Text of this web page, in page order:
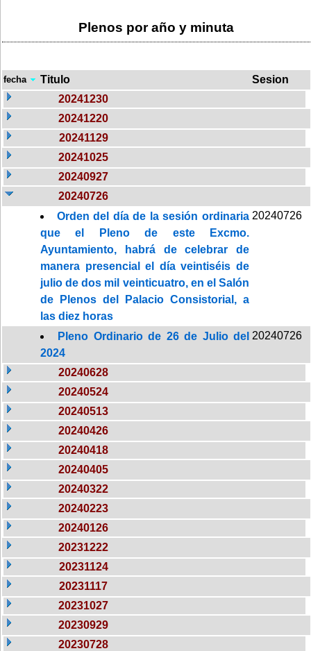
Plenos por año y minuta
fecha Titulo
Sesion
20241230
20241220
20241129
20241025
20240927
20240726
Orden del día de la sesión ordinaria
que el Pleno de este Excmo.
Ayuntamiento, habrá de celebrar de
manera presencial el día veintiséis de
julio de dos mil veinticuatro, en el Salón
de Plenos del Palacio Consistorial, a
las diez horas
20240726
Pleno Ordinario de 26 de Julio del
2024
20240726
20240628
20240524
20240513
20240426
20240418
20240405
20240322
20240223
20240126
20231222
20231124
20231117
20231027
20230929
20230728